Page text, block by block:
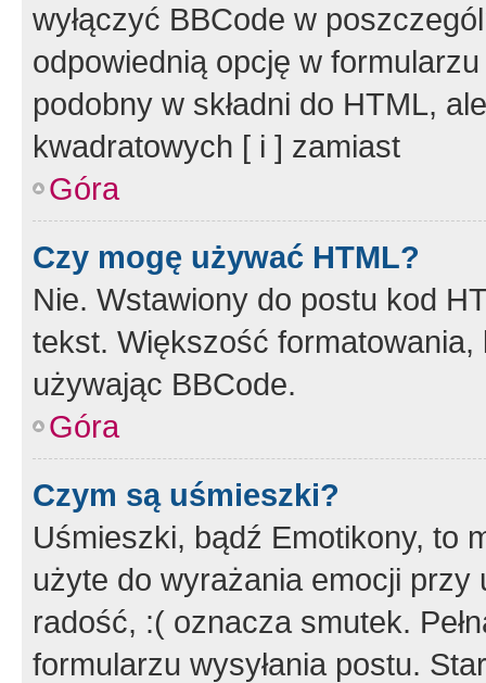
wyłączyć BBCode w
odpowiednią opcję w
podobny w składni do HTML,
kwadratowych [ i ] zamiast
Góra
Czy mogę używać HTML?
Nie. Wstawiony do postu kod
tekst. Większość
używając BBCode.
Góra
Czym są uśmieszki?
Uśmieszki, bądź Emotikony, to
użyte do wyrażania emocji
radość, :( oznacza smutek.
formularzu wysyłania postu.